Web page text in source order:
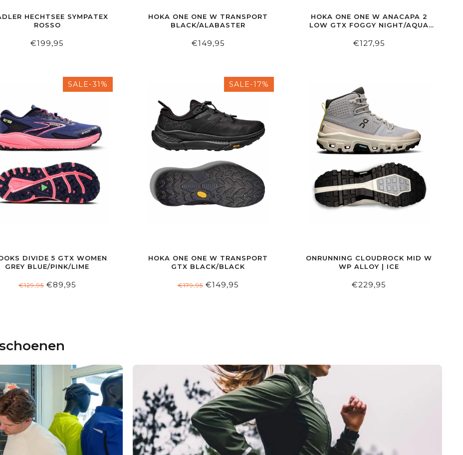
HECHTSEE SYMPATEX
ROSSO
€199,95
HOKA ONE ONE W TRANSPORT
BLACK/ALABASTER
€149,95
HOKA ONE ONE W ANACAPA 2
LOW GTX FOGGY NIGHT/AQUA
€127,95
SALE-31%
DIVIDE 5 GTX WOMEN
GREY BLUE/PINK/LIME
€129,95€89,95
SALE-17%
HOKA ONE ONE W TRANSPORT
GTX BLACK/BLACK
€179,95€149,95
ONRUNNING CLOUDROCK MID W
WP ALLOY | ICE
€229,95